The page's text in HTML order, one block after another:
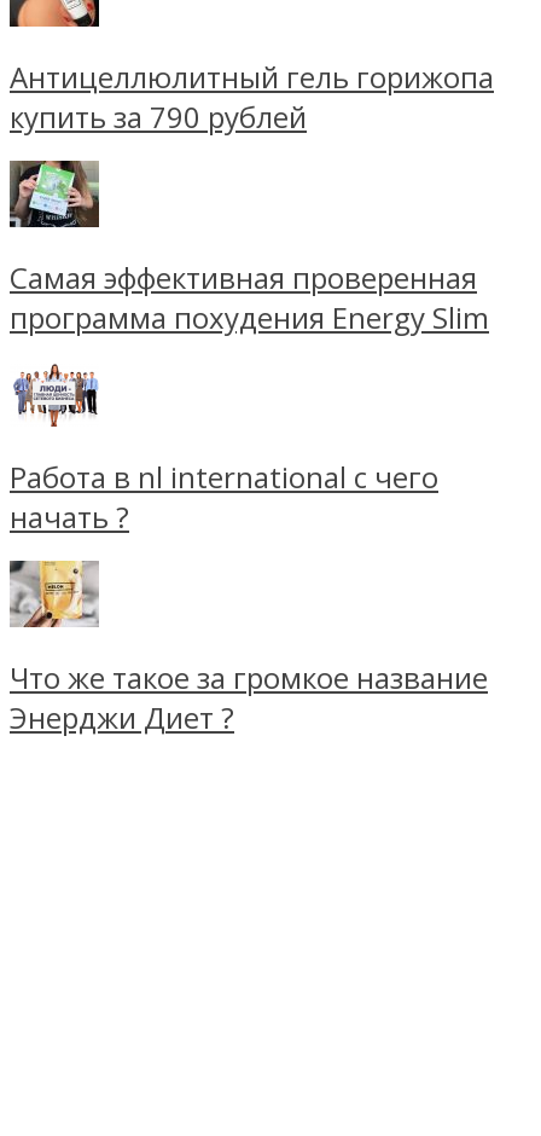
Антицеллюлитный гель горижопа
купить за 790 рублей
Самая эффективная проверенная
программа похудения Energy Slim
Работа в nl international с чего
начать ?
Что же такое за громкое название
Энерджи Диет ?